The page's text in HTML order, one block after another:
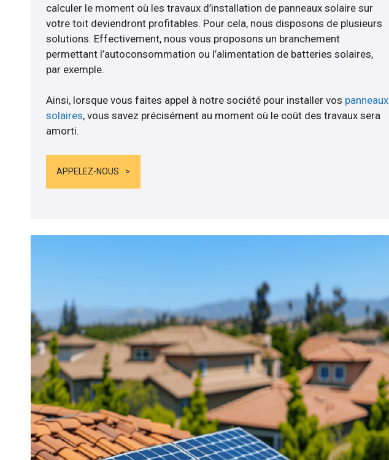
calculer le moment où les travaux d’installation de panneaux solaire sur
votre toit deviendront profitables. Pour cela, nous disposons de plusieurs
solutions. Effectivement, nous vous proposons un branchement
permettant l’autoconsommation ou l’alimentation de batteries solaires,
par exemple.
Ainsi, lorsque vous faites appel à notre société pour installer vos panneaux
solaires, vous savez précisément au moment où le coût des travaux sera
amorti.
APPELEZ-NOUS